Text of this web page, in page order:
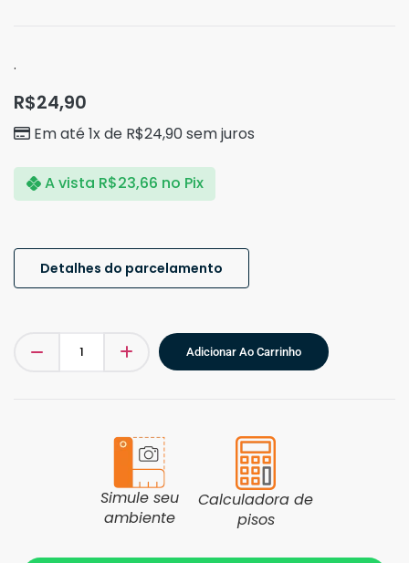
.
R$24,90
Em até 1x de R$24,90sem juros
A vista R$23,66 no Pix
Detalhes do parcelamento
Adicionar Ao Carrinho
Simule seu
ambiente
Calculadora de
pisos